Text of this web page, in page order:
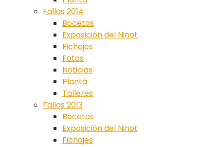
Fallas 2014
Bocetos
Exposición del Ninot
Fichajes
Fotos
Noticias
Plantà
Talleres
Fallas 2013
Bocetos
Exposición del Ninot
Fichajes